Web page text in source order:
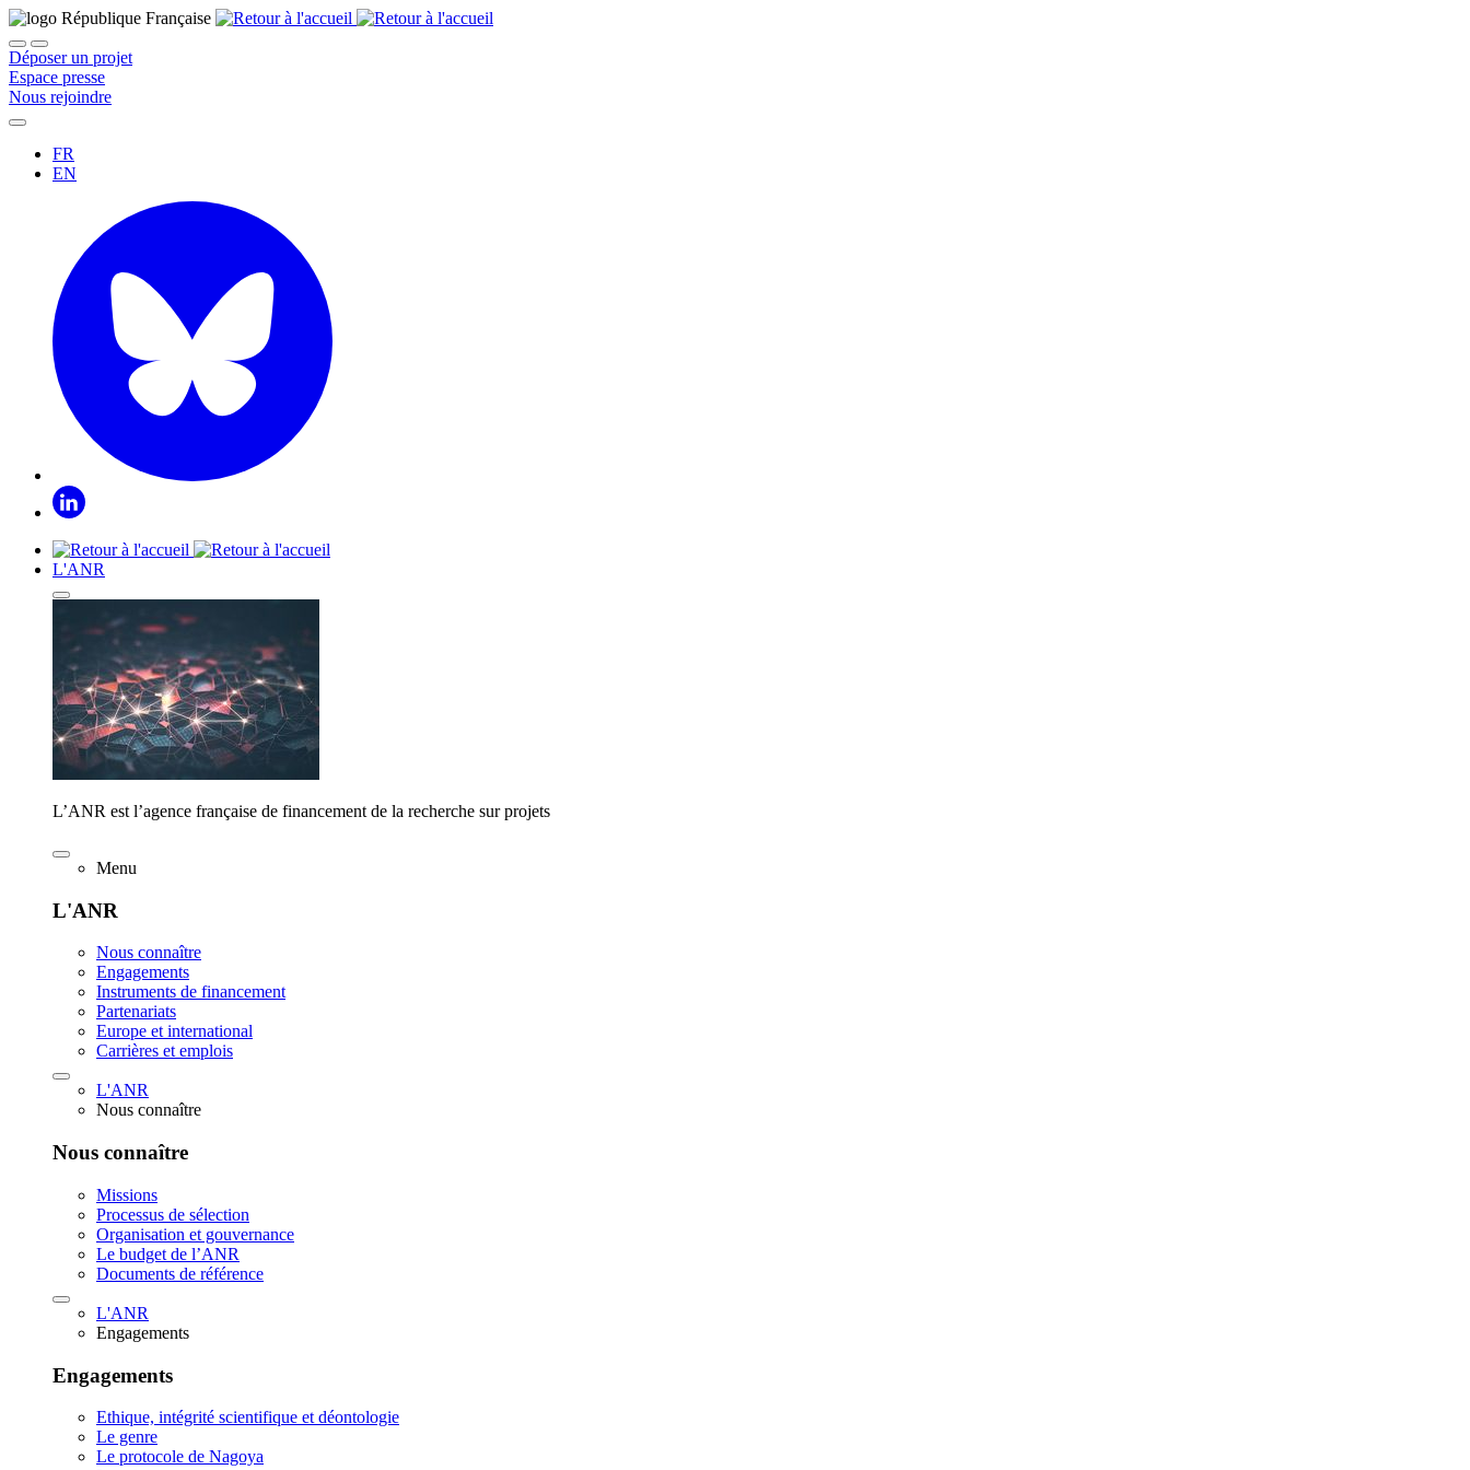
Déposer un projet
Espace presse
Nous rejoindre
FR
EN
L'ANR
L’ANR est l’agence française de financement de la recherche sur projets
Menu
L'ANR
Nous connaître
Engagements
Instruments de financement
Partenariats
Europe et international
Carrières et emplois
L'ANR
Nous connaître
Nous connaître
Missions
Processus de sélection
Organisation et gouvernance
Le budget de l’ANR
Documents de référence
L'ANR
Engagements
Engagements
Ethique, intégrité scientifique et déontologie
Le genre
Le protocole de Nagoya